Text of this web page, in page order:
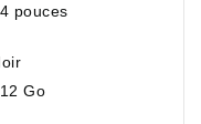
pouces
Go